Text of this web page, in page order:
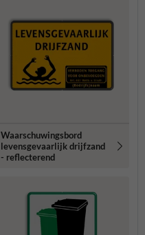
Waarschuwingsbord
levensgevaarlijk drijfzand
- reflecterend